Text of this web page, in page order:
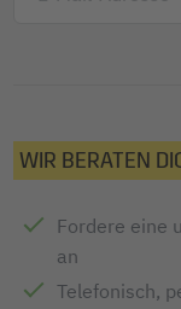
WIR BERATEN
Fordere eine
an
Telefonisch,